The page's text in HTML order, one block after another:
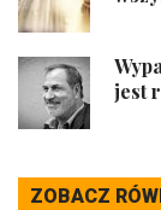
jest
ZOBACZ